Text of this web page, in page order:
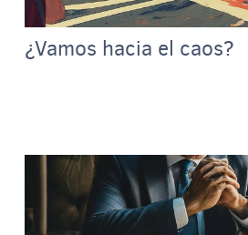
¿Vamos hacia el caos?